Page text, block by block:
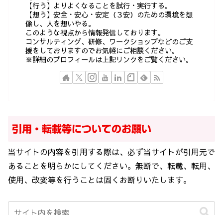
【行う】よりよくなることを試行・実行する。
【想う】安全・安心・安定（３安）のための環境を想
像し、人を想いやる。
このような視点から情報発信しております。
コンサルティング、研修、ワークショップなどのご支
援をしておりますのでお気軽にご相談ください。
※詳細のプロフィールは上記リンクをご覧ください。
引用・転載等についてのお願い
当サイトの内容を引用する際は、必ず当サイトが引用元で
あることを明らかにしてください。無断で、転載、転用、
使用、改変等を行うことは固くお断りいたします。